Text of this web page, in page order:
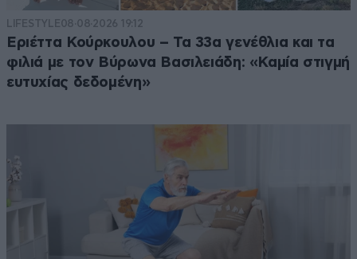
LIFESTYLE08·08·2026 19:12
Εριέττα Κούρκουλου – Τα 33α γενέθλια και τα
φιλιά με τον Βύρωνα Βασιλειάδη: «Καμία στιγμή
ευτυχίας δεδομένη»